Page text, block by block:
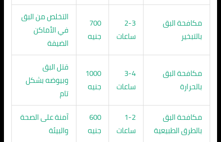
مكافحة البق
بالتبخير
2-3
ساعات
700
جنيه
التخلص من البق
في الأماكن
الضيقة
مكافحة البق
بالحرارة
3-4
ساعات
1000
جنيه
قتل البق
وبيوضه بشكل
تام
مكافحة البق
بالطرق الطبيعية
1-2
ساعات
600
جنيه
آمنة على الصحة
والبيئة